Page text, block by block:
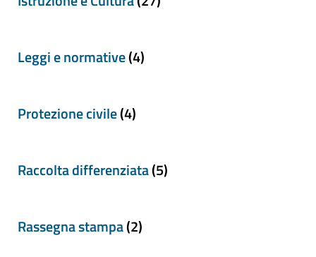
Leggi e normative(4)
Protezione civile(4)
Raccolta differenziata(5)
Rassegna stampa(2)